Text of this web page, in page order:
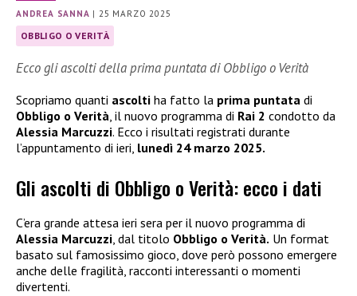
ANDREA SANNA |25 MARZO 2025
OBBLIGO O VERITÀ
Ecco gli ascolti della prima puntata di Obbligo o Verità
Scopriamo quanti ascolti ha fatto la prima puntata di
Obbligo o Verità, il nuovo programma di Rai 2 condotto da
Alessia Marcuzzi. Ecco i risultati registrati durante
l’appuntamento di ieri, lunedì 24 marzo 2025.
Gli ascolti di Obbligo o Verità: ecco i dati
C’era grande attesa ieri sera per il nuovo programma di
Alessia Marcuzzi, dal titolo Obbligo o Verità. Un format
basato sul famosissimo gioco, dove però possono emergere
anche delle fragilità, racconti interessanti o momenti
divertenti.